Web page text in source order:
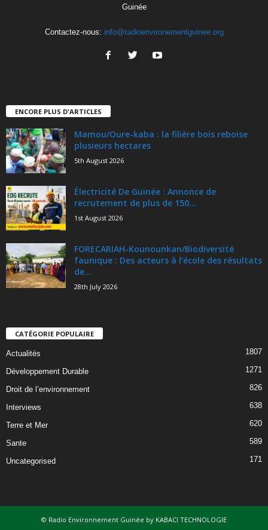
Guinée
Contactez-nous: info@radioenvironementguinee.org
ENCORE PLUS D'ARTICLES
Mamou/Oure-kaba : la filière bois reboise
plusieurs hectares
5th August 2026
Électricité De Guinée : Annonce de
recrutement de plus de 150...
1st August 2026
FORECARIAH-Kounounkan/Biodiversité
faunique : Des acteurs à l’école des résultats
de...
28th July 2026
CATÉGORIE POPULAIRE
Actualités 1807
Développement Durable 1271
Droit de l’environnement 826
Interviews 638
Terre et Mer 620
Sante 589
Uncategorised 171
© Radio Environnement Guinée by KABACI TECHNOLOGIE